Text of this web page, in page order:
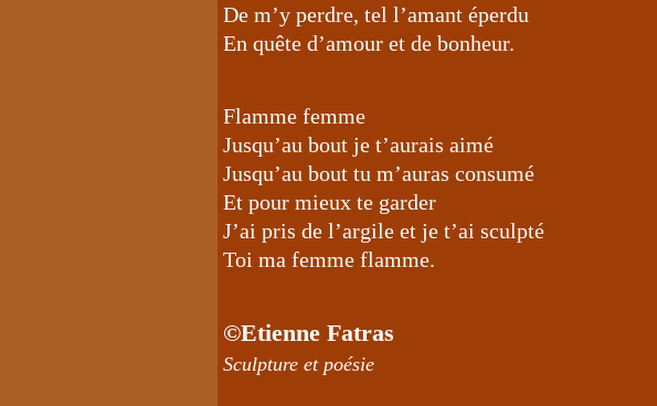
De m’y perdre, tel l’amant éperdu
En quête d’amour et de bonheur.
Flamme femme
Jusqu’au bout je t’aurais aimé
Jusqu’au bout tu m’auras consumé
Et pour mieux te garder
J’ai pris de l’argile et je t’ai sculpté
Toi ma femme flamme.
©Etienne Fatras
Sculpture et poésie